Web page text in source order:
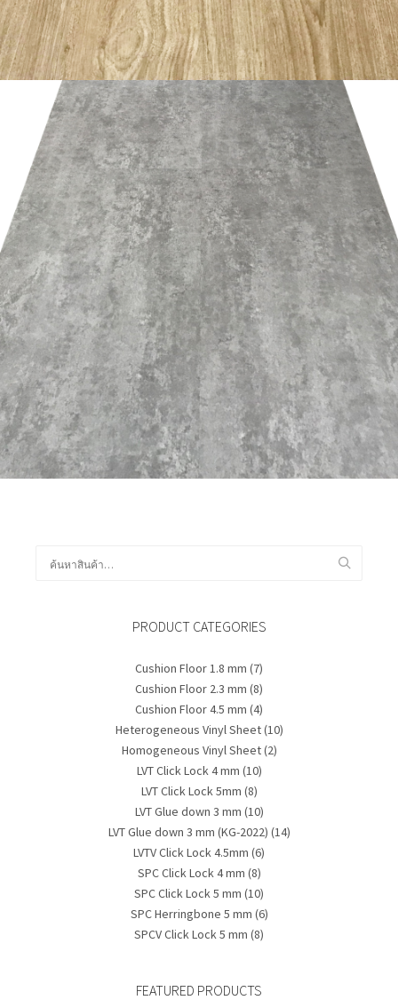
อ่านเพิ่ม
PRODUCT CATEGORIES
Cushion Floor 1.8 mm (7)
Cushion Floor 2.3 mm (8)
Cushion Floor 4.5 mm (4)
Heterogeneous Vinyl Sheet(10)
Homogeneous Vinyl Sheet(2)
LVT Click Lock 4 mm (10)
LVT Click Lock 5mm (8)
LVT Glue down 3 mm (10)
LVT Glue down 3 mm (KG-2022) (14)
LVTV Click Lock 4.5mm (6)
SPC Click Lock 4 mm (8)
SPC Click Lock 5 mm (10)
SPC Herringbone 5 mm (6)
SPCV Click Lock 5 mm (8)
FEATURED PRODUCTS